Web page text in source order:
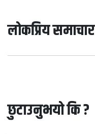
लोकप्रिय समाचार
छुटाउनुभयो कि ?